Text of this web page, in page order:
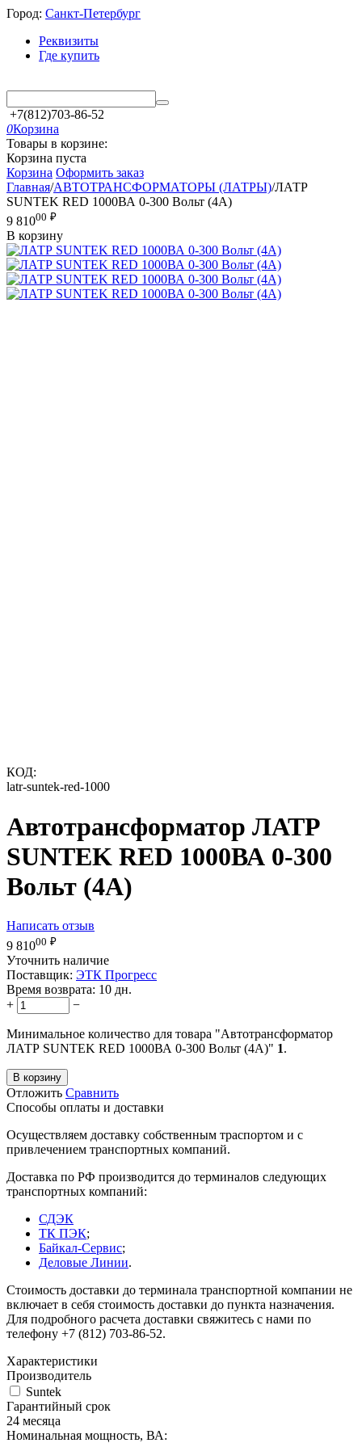
Город: Санкт-Петербург
Реквизиты
Где купить
+7(812)703-86-52
0Корзина
Товары в корзине:
Корзина пуста
Корзина Оформить заказ
Главная/АВТОТРАНСФОРМАТОРЫ (ЛАТРЫ)/ЛАТР
SUNTEK RED 1000ВА 0-300 Вольт (4А)
9 81000 ₽
В корзину
КОД:
latr-suntek-red-1000
Автотрансформатор ЛАТР
SUNTEK RED 1000ВА 0-300
Вольт (4А)
Написать отзыв
9 81000 ₽
Уточнить наличие
Поставщик: ЭТК Прогресс
Время возврата: 10 дн.
+
−
Минимальное количество для товара "Автотрансформатор
ЛАТР SUNTEK RED 1000ВА 0-300 Вольт (4А)" 1.
В корзину
Отложить Сравнить
Способы оплаты и доставки
Осуществляем доставку собственным траспортом и с
привлечением транспортных компаний.
Доставка по РФ производится до терминалов следующих
транспортных компаний:
СДЭК
ТК ПЭК;
Байкал-Сервис;
Деловые Линии.
Стоимость доставки до терминала транспортной компании не
включает в себя стоимость доставки до пункта назначения.
Для подробного расчета доставки свяжитесь с нами по
телефону +7 (812) 703-86-52.
Характеристики
Производитель
Suntek
Гарантийный срок
24 месяца
Номинальная мощность, ВА: